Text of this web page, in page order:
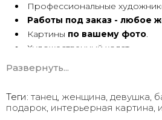
Профессиональные
Работы под заказ - любое
Картины по вашему фото.
Художественный холст.
Подрамник.
Картины ручной работы имеют
с душой Долгие годы радуют глаз.
Развернуть...
Теги: танец, женщина, девушка,
подарок, интерьерная картина,